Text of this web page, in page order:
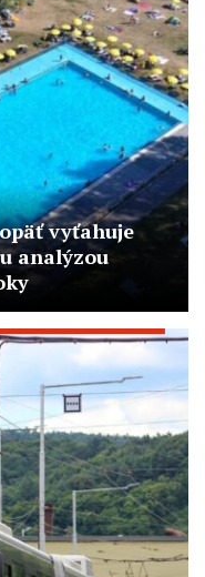
vyťahuje
analýzou